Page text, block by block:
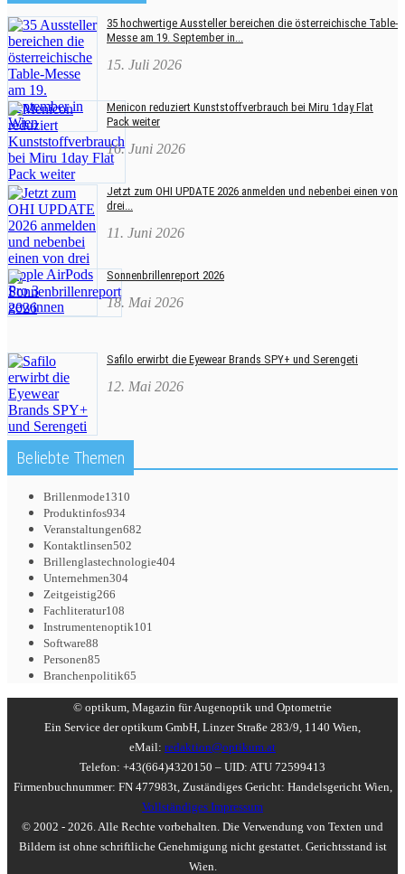
35 hochwertige Aussteller bereichen die österreichische Table-
Messe am 19. September in...
15. Juli 2026
Menicon reduziert Kunststoffverbrauch bei Miru 1day Flat
Pack weiter
16. Juni 2026
Jetzt zum OHI UPDATE 2026 anmelden und nebenbei einen von
drei...
11. Juni 2026
Sonnenbrillenreport 2026
18. Mai 2026
Safilo erwirbt die Eyewear Brands SPY+ und Serengeti
12. Mai 2026
Beliebte Themen
Brillenmode1310
Produktinfos934
Veranstaltungen682
Kontaktlinsen502
Brillenglastechnologie404
Unternehmen304
Zeitgeistig266
Fachliteratur108
Instrumentenoptik101
Software88
Personen85
Branchenpolitik65
© optikum, Magazin für Augenoptik und Optometrie
Ein Service der optikum GmbH, Linzer Straße 283/9, 1140 Wien,
eMail: redaktion@optikum.at
Telefon: +43(664)4320150 – UID: ATU 72599413
Firmenbuchnummer: FN 477983t, Zuständiges Gericht: Handelsgericht Wien,
Vollständiges Impressum
© 2002 - 2026. Alle Rechte vorbehalten. Die Verwendung von Texten und
Bildern ist ohne schriftliche Genehmigung nicht gestattet. Gerichtsstand ist
Wien.